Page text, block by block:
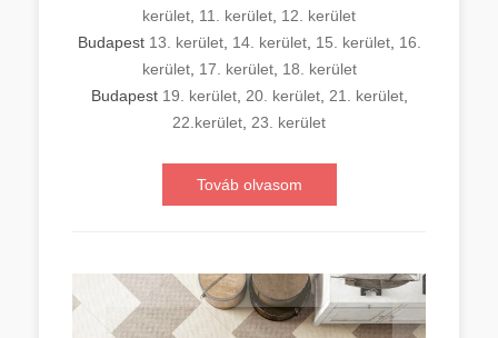
kerület 11. kerület 12. kerület
Budapest 13. kerület, 14. kerület, 15. kerület, 16.
kerület, 17. kerület, 18. kerület
Budapest 19. kerület, 20. kerület, 21. kerület,
22.kerület 23. kerület
Továb olvasom